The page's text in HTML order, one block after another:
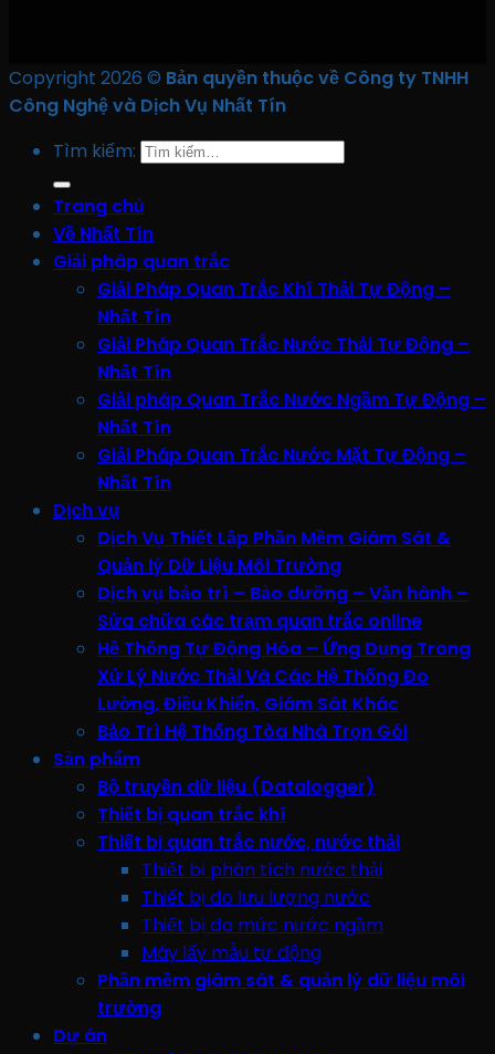
Copyright 2026 © Bản quyền thuộc về Công ty TNHH
Công Nghệ và Dịch Vụ Nhất Tín
Tìm kiếm:
Trang chủ
Về Nhất Tín
Giải pháp quan trắc
Giải Pháp Quan Trắc Khí Thải Tự Động –
Nhất Tín
Giải Pháp Quan Trắc Nước Thải Tự Động –
Nhất Tín
Giải pháp Quan Trắc Nước Ngầm Tự Động –
Nhất Tín
Giải Pháp Quan Trắc Nước Mặt Tự Động –
Nhất Tín
Dịch vụ
Dịch Vụ Thiết Lập Phần Mềm Giám Sát &
Quản lý Dữ Liệu Môi Trường
Dịch vụ bảo trì – Bảo dưỡng – Vận hành –
Sửa chữa các trạm quan trắc online
Hệ Thống Tự Động Hóa – Ứng Dụng Trong
Xử Lý Nước Thải Và Các Hệ Thống Đo
Lường, Điều Khiển, Giám Sát Khác
Bảo Trì Hệ Thống Tòa Nhà Trọn Gói
Sản phẩm
Bộ truyền dữ liệu (Datalogger)
Thiết bị quan trắc khí
Thiết bị quan trắc nước, nước thải
Thiết bị phân tích nước thải
Thiết bị đo lưu lượng nước
Thiết bị đo mức nước ngầm
Máy lấy mẫu tự động
Phần mềm giám sát & quản lý dữ liệu môi
trường
Dự án